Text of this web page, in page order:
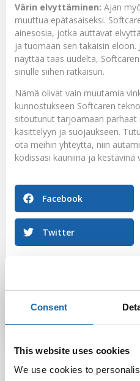
Consent
This website uses cookies
We use cookies to
Värin elvyttäminen: Ajan
muuttua epätasaiseksi.
ainesosia, jotka auttavat
ja tuomaan sen takaisin
näyttää taas uudelta,
sinulle siihen ratkaisun.
Nämä olivat vain muutamia
kunnostukseen Softcaren
sitoutunut tarjoamaan parhaat
käsittelyyn ja suojaukseen.
ota meihin yhteyttä, niin
kodissasi kauniina ja kestävinä
Facebook
Twitter